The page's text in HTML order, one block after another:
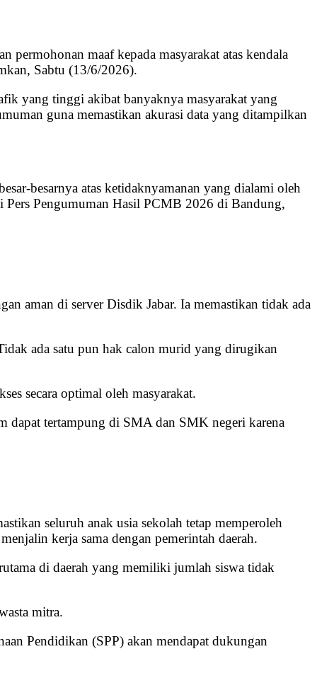
permohonan maaf kepada masyarakat atas kendala
Sabtu (13/6/2026).
yang tinggi akibat banyaknya masyarakat yang
guna memastikan akurasi data yang ditampilkan
besarnya atas ketidaknyamanan yang dialami oleh
Pers Pengumuman Hasil PCMB 2026 di Bandung,
aman di server Disdik Jabar. Ia memastikan tidak ada
ada satu pun hak calon murid yang dirugikan
secara optimal oleh masyarakat.
dapat tertampung di SMA dan SMK negeri karena
seluruh anak usia sekolah tetap memperoleh
kerja sama dengan pemerintah daerah.
di daerah yang memiliki jumlah siswa tidak
mitra.
Pendidikan (SPP) akan mendapat dukungan